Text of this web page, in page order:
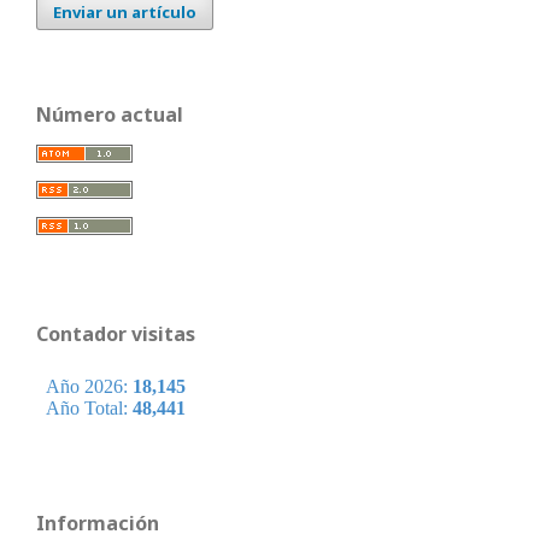
Enviar un artículo
Número actual
Contador visitas
Información